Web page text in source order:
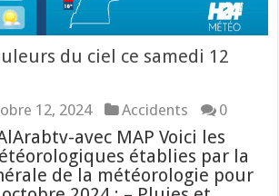
du ciel ce samedi 12
12, 2024 Accidents 0
avec MAP Voici les
établies par la
de la météorologie pour